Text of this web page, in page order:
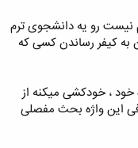
نیست رو یه دانشجوی ترم
کیفر رساندن کسی که
خود ، خودکشی میکنه از
این واژه بحث مفصلی